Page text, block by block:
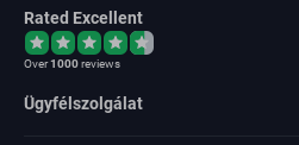
Rated Excellent
Over1000reviews
Ügyfélszolgálat